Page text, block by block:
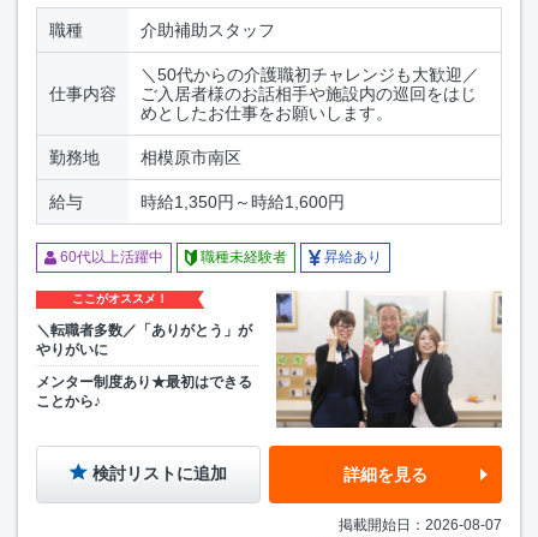
職種 介助補助スタッフ
仕事内容
＼50代からの介護職初チャレンジも大歓迎／
ご入居者様のお話相手や施設内の巡回をはじ
めとしたお仕事をお願いします。
勤務地 相模原市南区
給与 時給1,350円～時給1,600円
60代以上活躍中 職種未経験者 昇給あり
ここがオススメ！
＼転職者多数／「ありがとう」が
やりがいに
メンター制度あり★最初はできる
ことから♪
検討リストに追加 詳細を見る
掲載開始日：2026-08-07